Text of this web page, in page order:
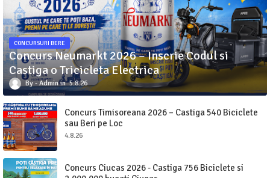
CONCURSURI BERE
Concurs Neumarkt 2026 – Inscrie Codul si
Castiga o Tricicleta Electrica
Admin 5.8.26
Concurs Timisoreana 2026 – Castiga 540 Biciclete
sau Beri pe Loc
4.8.26
Concurs Ciucas 2026 - Castiga 756 Biciclete si